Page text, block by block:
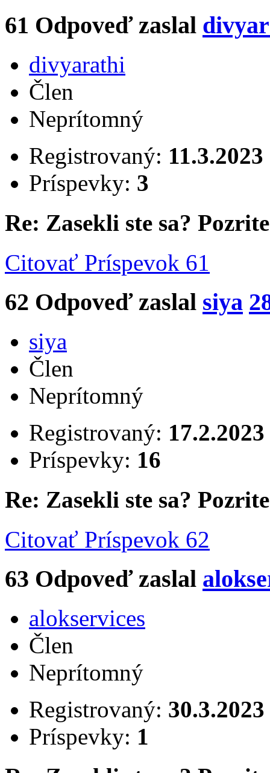
61 Odpoveď zaslal
divyarathi
Člen
Neprítomný
Registrovaný: 11.3.2023
Príspevky: 3
Re: Zasekli ste sa?
Citovať Príspevok 61
62 Odpoveď zaslal siya
siya
Člen
Neprítomný
Registrovaný: 17.2.2023
Príspevky: 16
Re: Zasekli ste sa?
Citovať Príspevok 62
63 Odpoveď zaslal
alokservices
Člen
Neprítomný
Registrovaný: 30.3.2023
Príspevky: 1